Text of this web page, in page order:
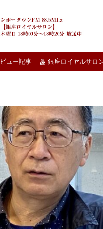
ュー記事 銀座ロイヤルサロ